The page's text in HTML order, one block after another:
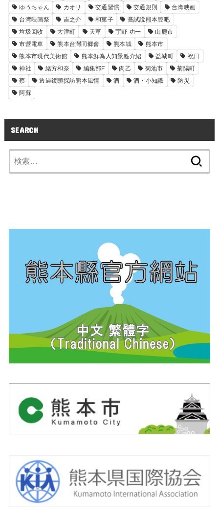
ゆうちゃん
カオリ 交通習慣 交通規則
台湾映画
台湾映画祭
吉之介 和菓子
嘗試說熊本腔吧
垃圾回收
大津町 天草 宇野 功一
山鹿市
市營電車
熊本台灣同郷會 熊本城
熊本市
熊本市現代美術館
熊本鮮為人知景點介紹 益城町
祝日
神社
緒方和奈 編集部F 肉乙 菊池市
菊陽町
蔡
透過鏡頭探訪熊本風情 酒 酒・小知識
防災
阿蘇
SEARCH
索: